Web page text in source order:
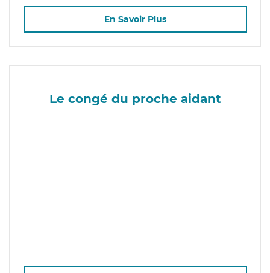
En Savoir Plus
Le congé du proche aidant